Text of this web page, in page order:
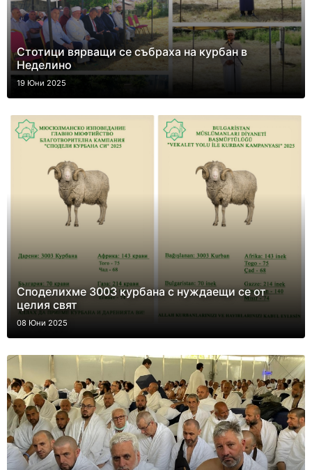
Стотици вярващи се събраха на курбан в
Неделино
19 Юни 2025
Споделихме 3003 курбана с нуждаещи се от
целия свят
08 Юни 2025